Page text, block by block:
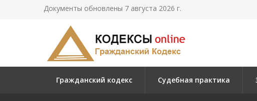
Документы обновлены 7 августа 2026 г.
Гражданский кодекс Судебная практика